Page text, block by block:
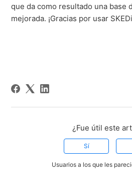
que da como resultado una base
mejorada. ¡Gracias por usar
¿Fue útil este
Sí
Usuarios a los que les